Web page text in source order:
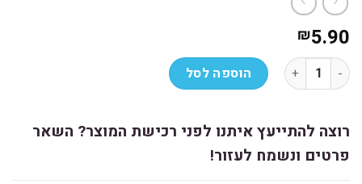
₪5.90
כמות של טיפקס נוזל מחיקה בקבוק TIPP-EX
הוספה לסל
רוצה להתייעץ איתנו לפני רכישת המוצר? השאר
פרטים ונשמח לעזור!